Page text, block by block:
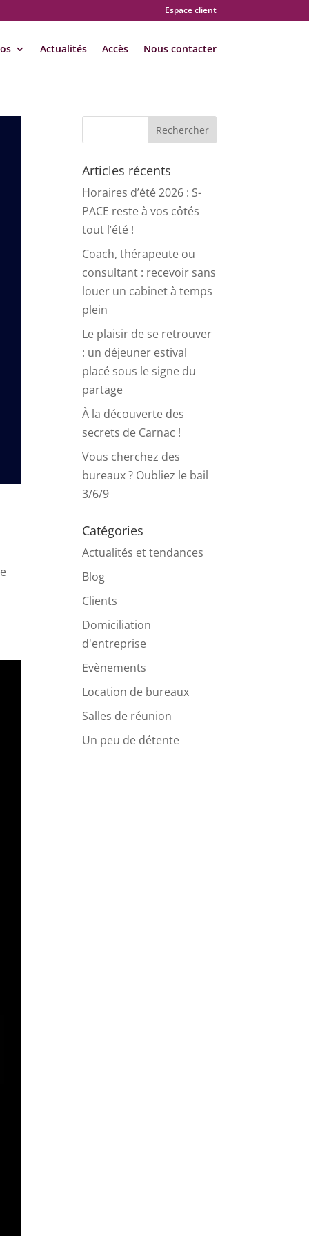
Espace client
Actualités Accès Nous contacter
Articles récents
Horaires d’été 2026 : S-
PACE reste à vos côtés
tout l’été !
Coach, thérapeute ou
consultant : recevoir sans
louer un cabinet à temps
plein
Le plaisir de se retrouver
: un déjeuner estival
placé sous le signe du
partage
À la découverte des
secrets de Carnac !
Vous cherchez des
bureaux ? Oubliez le bail
3/6/9
Catégories
Actualités et tendances
Blog
Clients
Domiciliation
d'entreprise
Evènements
Location de bureaux
Salles de réunion
Un peu de détente